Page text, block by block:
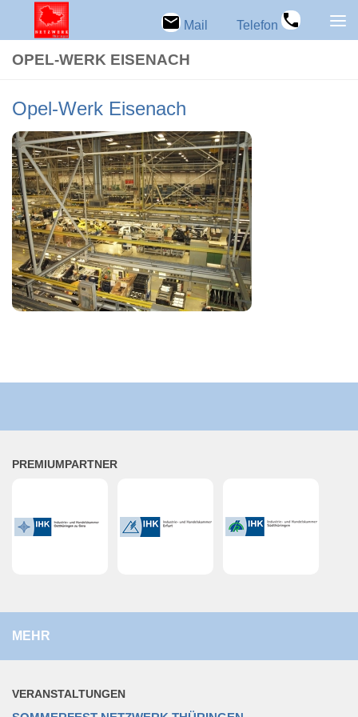
Zum Inhalt springen Mail Telefon
OPEL-WERK EISEN­ACH
Opel-Werk Eisen­ach
PRE­MI­UM­PART­NER
MEHR
VER­AN­STAL­TUN­GEN